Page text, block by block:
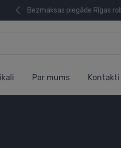
Bezmaksas piegāde Rīgas
Par mums Kontakti